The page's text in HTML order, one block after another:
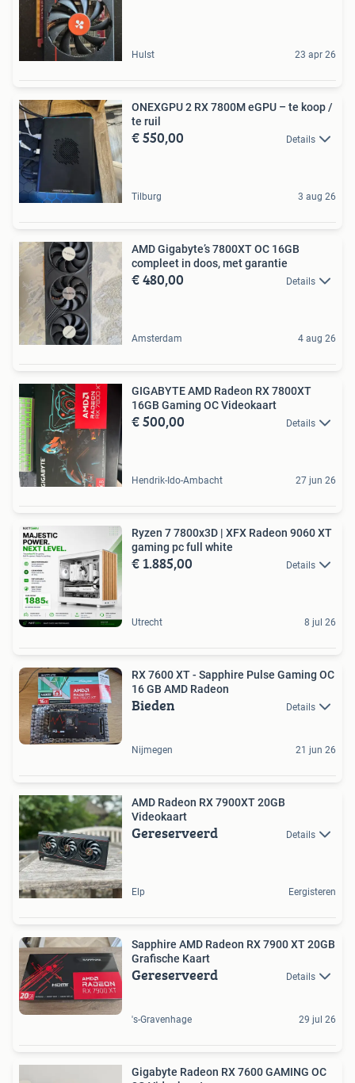
Hulst 23 apr 26
ONEXGPU 2 RX 7800M eGPU – te koop /
te ruil
€ 550,00 Details
Tilburg 3 aug 26
AMD Gigabyte’s 7800XT OC 16GB
compleet in doos, met garantie
€ 480,00 Details
Amsterdam 4 aug 26
GIGABYTE AMD Radeon RX 7800XT
16GB Gaming OC Videokaart
€ 500,00 Details
Hendrik-Ido-Ambacht 27 jun 26
Ryzen 7 7800x3D | XFX Radeon 9060 XT
gaming pc full white
€ 1.885,00 Details
Utrecht 8 jul 26
RX 7600 XT - Sapphire Pulse Gaming OC
16 GB AMD Radeon
Bieden Details
Nijmegen 21 jun 26
AMD Radeon RX 7900XT 20GB
Videokaart
Gereserveerd Details
Elp Eergisteren
Sapphire AMD Radeon RX 7900 XT 20GB
Grafische Kaart
Gereserveerd Details
's-Gravenhage 29 jul 26
Gigabyte Radeon RX 7600 GAMING OC